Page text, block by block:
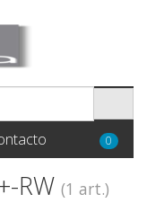
0
RW (1 art.)